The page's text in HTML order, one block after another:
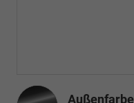
Außenfarbe